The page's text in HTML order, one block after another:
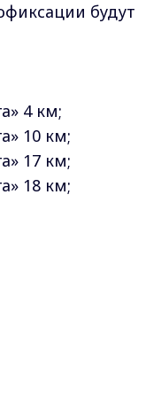
будут
4 км;
10 км;
17 км;
18 км;